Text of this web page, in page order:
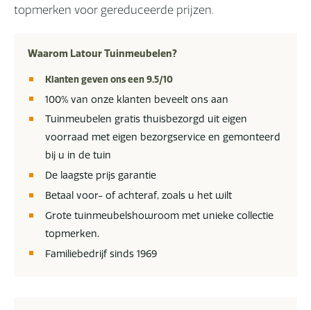
topmerken voor gereduceerde prijzen.
Waarom Latour Tuinmeubelen?
Klanten geven ons een 9.5/10
100% van onze klanten beveelt ons aan
Tuinmeubelen gratis thuisbezorgd uit eigen
voorraad met eigen bezorgservice en gemonteerd
bij u in de tuin
De laagste prijs garantie
Betaal voor- of achteraf, zoals u het wilt
Grote tuinmeubelshowroom met unieke collectie
topmerken.
Familiebedrijf sinds 1969